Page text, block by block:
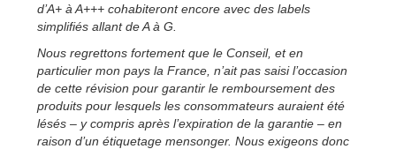
d’A+ à A+++ cohabiteront encore avec des labels
simplifiés allant de A à G.
Nous regrettons fortement que le Conseil, et en
particulier mon pays la France, n’ait pas saisi l’occasion
de cette révision pour garantir le remboursement des
produits pour lesquels les consommateurs auraient été
lésés – y compris après l’expiration de la garantie – en
raison d’un étiquetage mensonger. Nous exigeons donc